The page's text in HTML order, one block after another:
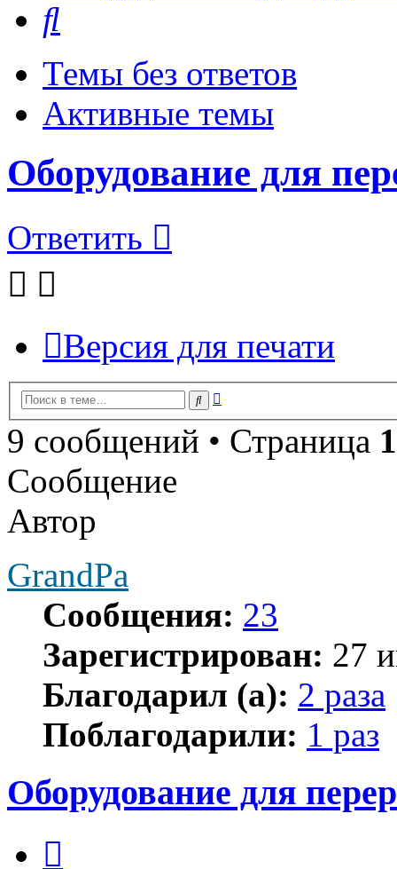
Темы без ответов
Активные темы
Оборудование для
Ответить
Версия для печати
Поиск
9 сообщений • Страница 1
Сообщение
Автор
GrandPa
Сообщения: 23
Зарегистрирован: 27
Благодарил (а): 2 раза
Поблагодарили: 1 раз
Оборудование для